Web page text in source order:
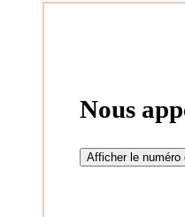
Nous
Afficher le numéro